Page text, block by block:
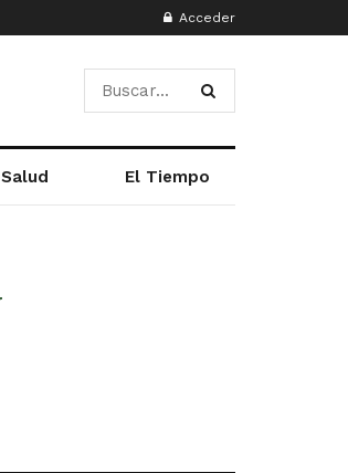
Acceder
Salud El Tiempo